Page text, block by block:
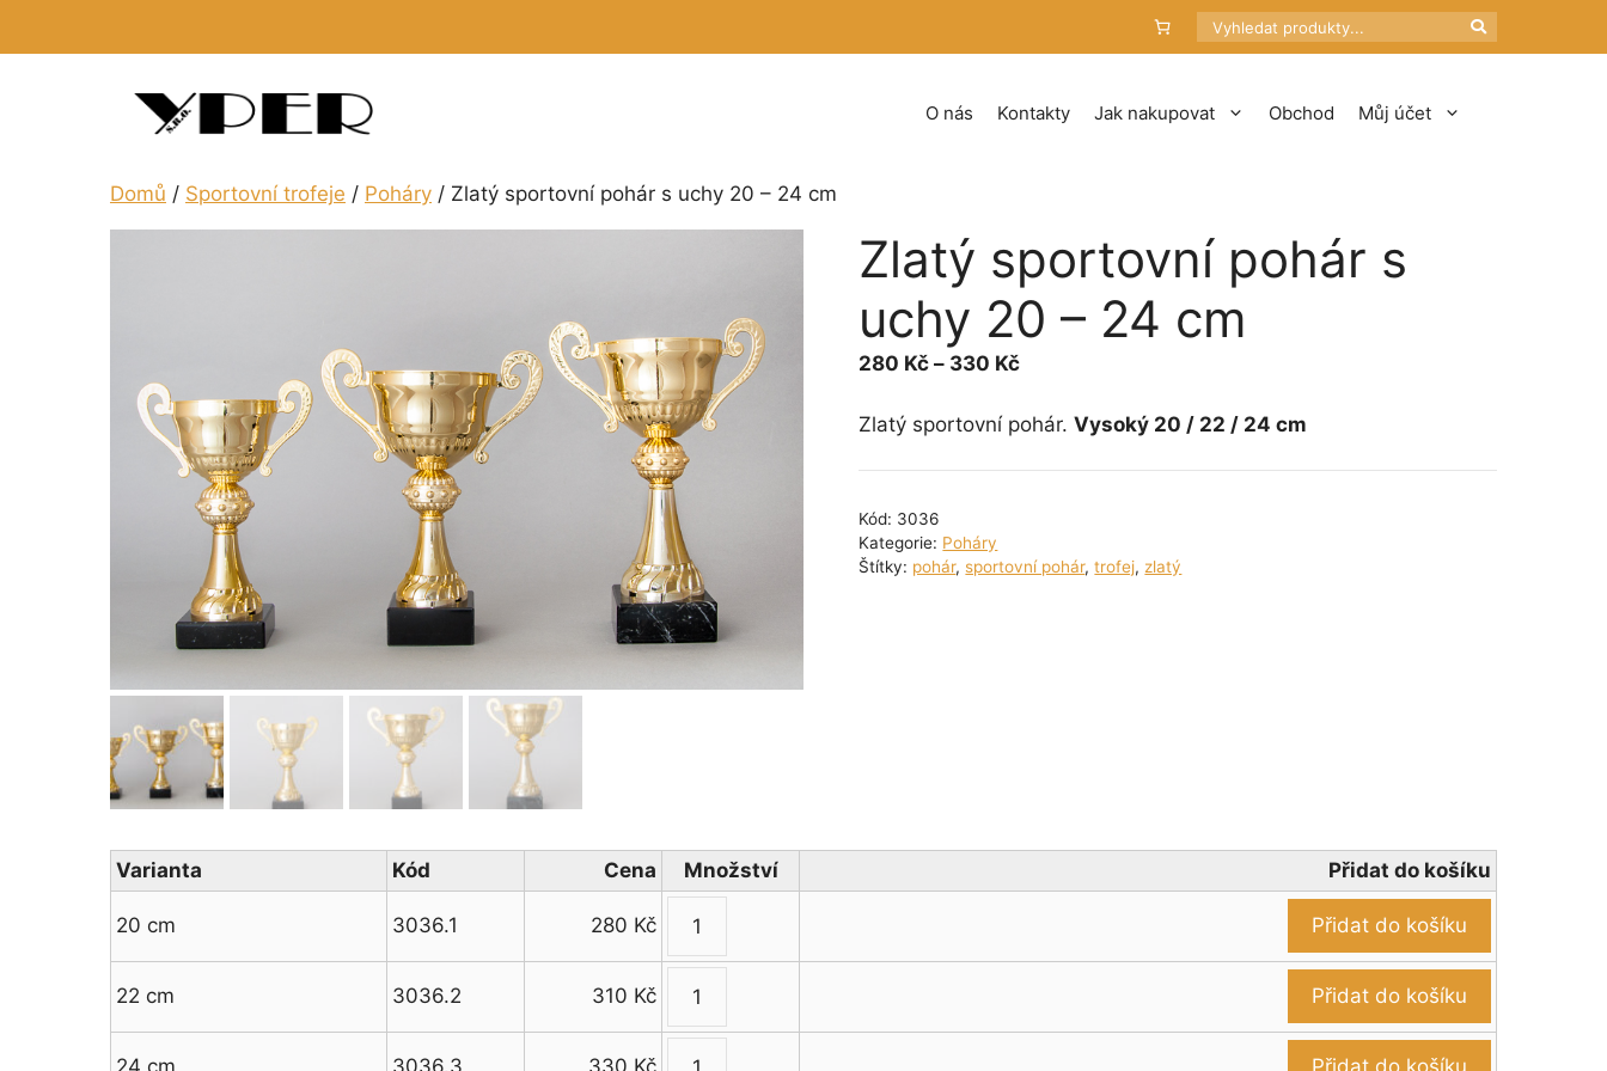
Hledat
O nás Kontakty Jak nakupovat Obchod Můj účet
Domů / Sportovní trofeje / Poháry / Zlatý sportovní pohár s uchy 20 – 24 cm
Zlatý sportovní pohár s
uchy 20 – 24 cm
280 Kč – 330 KčRozpětí
280 Kč
Zlatý sportovní pohár.Vysoký 20 / 22 / 24 cm
Kód: 3036
Kategorie: Poháry
Štítky: pohár,sportovní pohár,trofej, zlatý
Varianta Kód Cena Množství Přidat do košíku
20 cm 3036.1 280 Kč
Zlatý
sportovní
pohár
s
uchy
Přidat do košíku
22 cm 3036.2 310 Kč
Zlatý
sportovní
Přidat do košíku
24 cm 3036.3 330 Kč Přidat do košíku